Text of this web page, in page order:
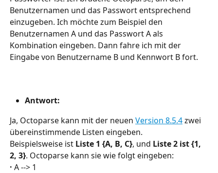
Benutzernamen und das Passwort entsprechend
einzugeben. Ich möchte zum Beispiel den
Benutzernamen A und das Passwort A als
Kombination eingeben. Dann fahre ich mit der
Eingabe von Benutzername B und Kennwort B fort.
Antwort:
Ja, Octoparse kann mit der neuen Version 8.5.4 zwei
übereinstimmende Listen eingeben.
Beispielsweise ist Liste 1 {A, B, C}, und Liste 2 ist {1,
2, 3}. Octoparse kann sie wie folgt eingeben:
· A --> 1